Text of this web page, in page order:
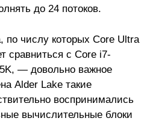
до 24 потоков.
по числу которых Core Ultra
сравниться с Core i7-
— довольно важное
Alder Lake такие
воспринимались
вычислительные блоки